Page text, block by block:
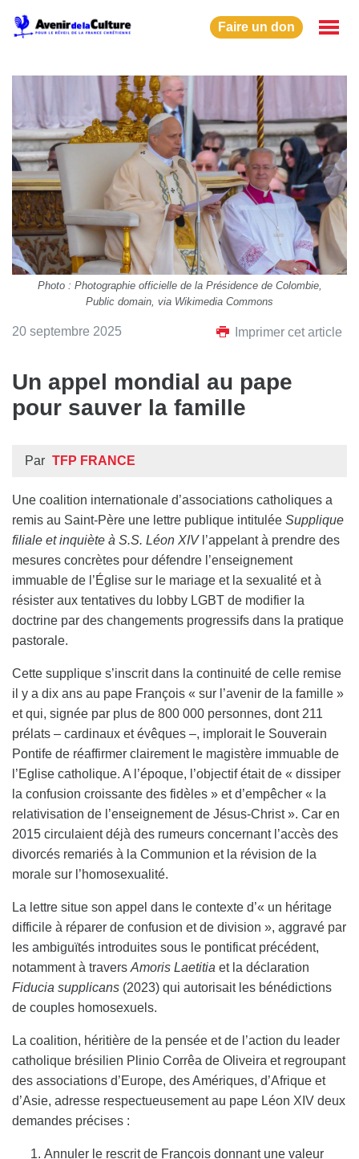
Faire un don
Photo : Photographie officielle de la Présidence de Colombie,
Public domain, via Wikimedia Commons
20 septembre 2025 Imprimer cet article
Un appel mondial au pape
pour sauver la famille
Par TFP FRANCE
Une coalition internationale d’associations catholiques a
remis au Saint-Père une lettre publique intitulée Supplique
filiale et inquiète à S.S. Léon XIVl’appelant à prendre des
mesures concrètes pour défendre l’enseignement
immuable de l’Église sur le mariage et la sexualité et à
résister aux tentatives du lobby LGBT de modifier la
doctrine par des changements progressifs dans la pratique
pastorale.
Cette supplique s’inscrit dans la continuité de celle remise
il y a dix ans au pape François « sur l’avenir de la famille »
et qui, signée par plus de 800 000 personnes, dont 211
prélats – cardinaux et évêques –, implorait le Souverain
Pontife de réaffirmer clairement le magistère immuable de
l’Eglise catholique. A l’époque, l’objectif était de « dissiper
la confusion croissante des fidèles » et d’empêcher « la
relativisation de l’enseignement de Jésus-Christ ». Car en
2015 circulaient déjà des rumeurs concernant l’accès des
divorcés remariés à la Communion et la révision de la
morale sur l’homosexualité.
La lettre situe son appel dans le contexte d’« un héritage
difficile à réparer de confusion et de division », aggravé par
les ambiguïtés introduites sous le pontificat précédent,
notamment à travers Amoris Laetitia et la déclaration
Fiducia supplicans (2023) qui autorisait les bénédictions
de couples homosexuels.
La coalition, héritière de la pensée et de l’action du leader
catholique brésilien Plinio Corrêa de Oliveira et regroupant
des associations d’Europe, des Amériques, d’Afrique et
d’Asie, adresse respectueusement au pape Léon XIV deux
demandes précises :
Annuler le rescrit de François donnant une valeur